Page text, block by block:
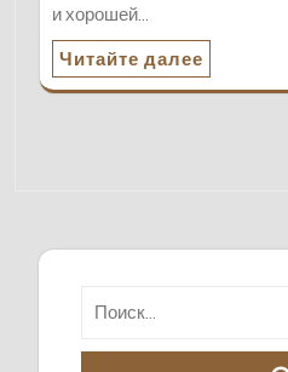
и хорошей…
Читайте далее